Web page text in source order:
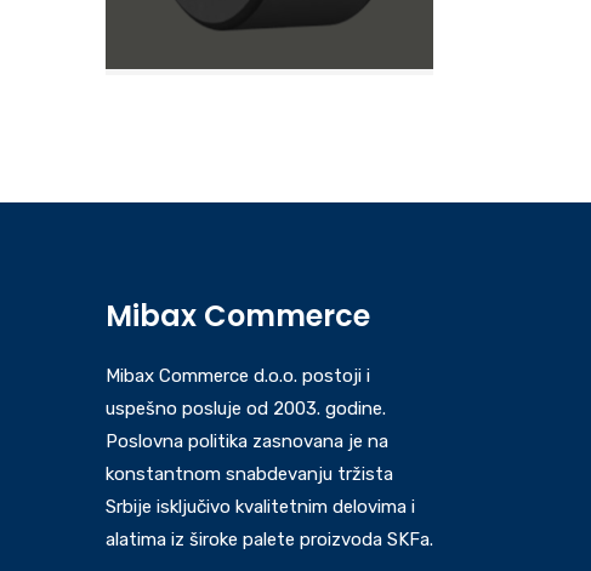
Mibax Commerce
Mibax Commerce d.o.o. postoji i
uspešno posluje od 2003. godine.
Poslovna politika zasnovana je na
konstantnom snabdevanju tržista
Srbije isključivo kvalitetnim delovima i
alatima iz široke palete proizvoda SKFa.